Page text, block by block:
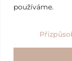
používáme.